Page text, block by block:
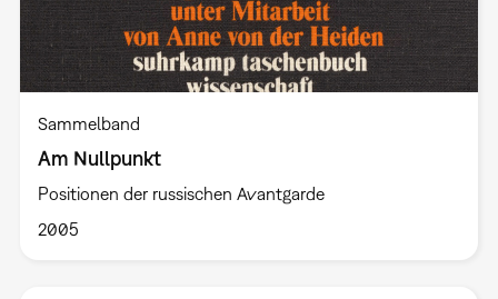
Sammelband
Am Nullpunkt
Positionen der russischen Avantgarde
2005